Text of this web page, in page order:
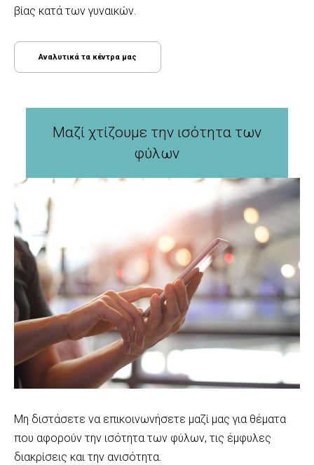
βίας κατά των γυναικών.
Αναλυτικά τα κέντρα μας
Μαζί χτίζουμε την ισότητα των
φύλων
Μη διστάσετε να επικοινωνήσετε μαζί μας για θέματα
που αφορούν την ισότητα των φύλων, τις έμφυλες
διακρίσεις και την ανισότητα.